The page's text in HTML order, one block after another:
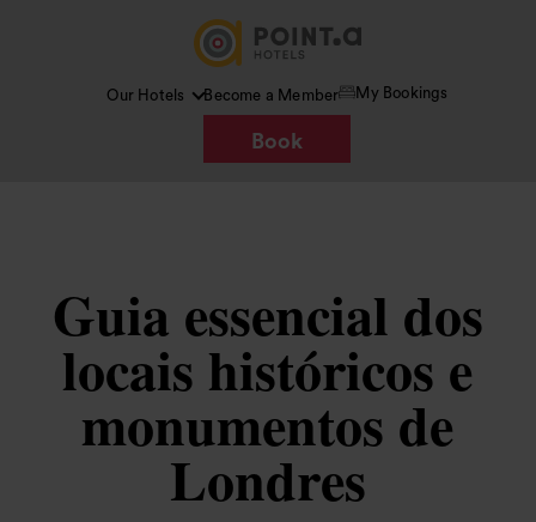
Our Hotels Become a Member My Bookings
Book
Guia essencial dos
locais históricos e
monumentos de
Londres